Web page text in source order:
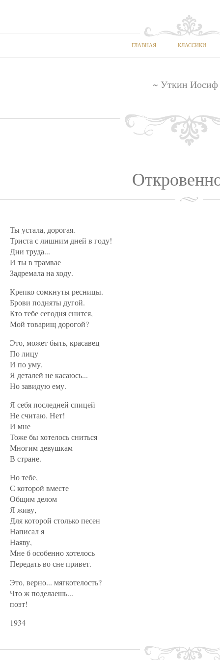
ГЛАВНАЯ КЛАССИКИ
~ Уткин Иосиф
Ты устала, дорогая.
Триста с лишним дней в году!
Дни труда...
И ты в трамвае
Задремала на ходу.
Крепко сомкнуты ресницы.
Брови подняты дугой.
Кто тебе сегодня снится,
Мой товарищ дорогой?
Это, может быть, красавец
По лицу
И по уму,
Я деталей не касаюсь...
Но завидую ему.
Я себя последней спицей
Не считаю. Нет!
И мне
Тоже бы хотелось сниться
Многим девушкам
В стране.
Но тебе,
С которой вместе
Общим делом
Я живу,
Для которой столько песен
Написал я
Наяву,
Мне б особенно хотелось
Передать во сне привет.
Это, верно... мягкотелость?
Что ж поделаешь...
поэт!
1934